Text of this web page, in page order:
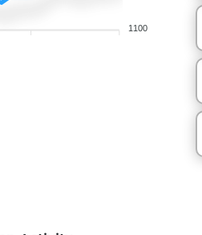
1100